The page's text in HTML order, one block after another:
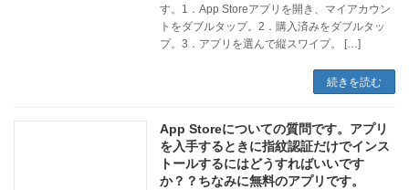
す。1．App Storeアプリを開き、マイアカウン
トをダブルタップ。2．購入済みをダブルタッ
プ。3．アプリを選んで縦スワイプ。 […]
続きを読む
App Storeについての質問です。アプリ
を入手するときに指紋認証だけでインス
トールするにはどうすればいいです
か？？ちなみに無料のアプリです。